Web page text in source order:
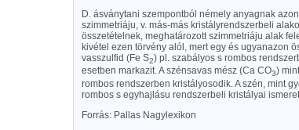
D. ásványtani szempontból némely anyagnak
szimmetriáju, v. más-más kristályrendszerbeli
összetételnek, meghatározott szimmetriáju alak
kivétel ezen törvény alól, mert egy és ugyanazon
vasszulfid (Fe S2) pl. szabályos s rombos
esetben markazit. A szénsavas mész (Ca CO3)
rombos rendszerben kristályosodik. A szén, mint
rombos s egyhajlásu rendszerbeli kristályai
Forrás: Pallas Nagylexikon